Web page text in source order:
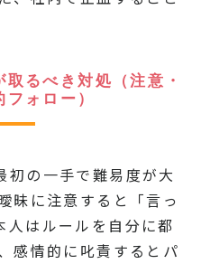
るべき対処（注意・
ォロー）
初の一手で難易度が大
昧に注意すると「言っ
人はルールを自分に都
感情的に叱責するとパ